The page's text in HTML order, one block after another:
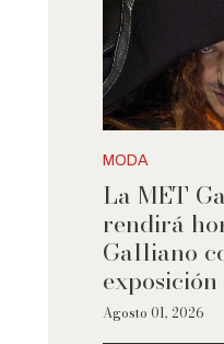
MODA
La MET
rendirá
Galliano
exposición
Agosto 01, 2026